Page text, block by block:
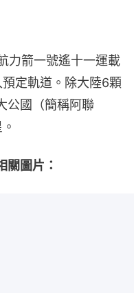
力箭一號遙十一運載
定軌道。除大陸6顆
公國（簡稱阿聯
關圖片：